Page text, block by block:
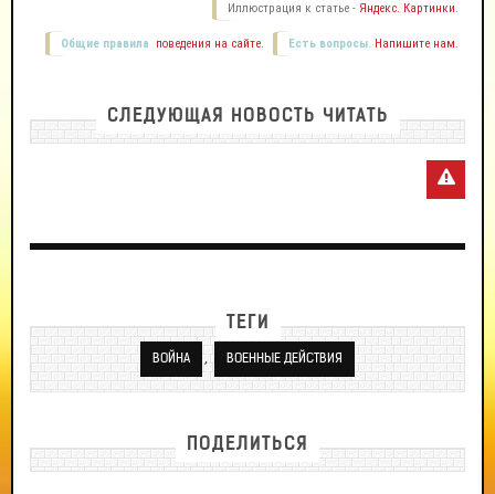
Иллюстрация к статье - Яндекс. Картинки.
Есть вопросы. Напишите нам.
Общие правила поведения на сайте.
СЛЕДУЮЩАЯ НОВОСТЬ ЧИТАТЬ
ТЕГИ
ВОЙНА , ВОЕННЫЕ ДЕЙСТВИЯ
ПОДЕЛИТЬСЯ